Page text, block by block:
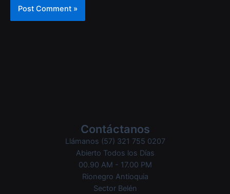
Contáctanos
Llámanos (57) 321 755 0207
Abierto Todos los Días
00.90 AM - 17.00 PM
Rionegro Antioquia
Sector Belén